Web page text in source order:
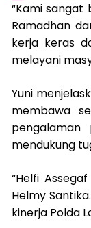
“Kami
Ramadhan
kerja keras
melayani
Yuni
membawa
mendukung
“Helfi
Helmy
kinerja Polda